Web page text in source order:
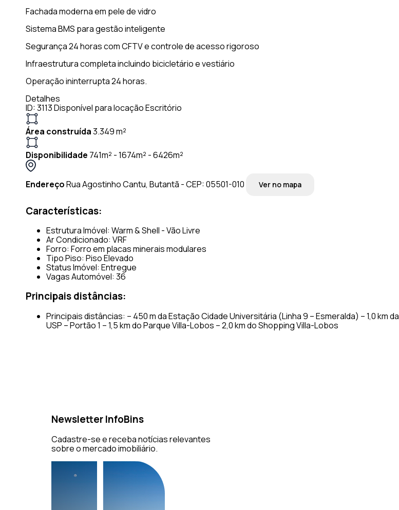
Fachada moderna em pele de vidro
Sistema BMS para gestão inteligente
Segurança 24 horas com CFTV e controle de acesso rigoroso
Infraestrutura completa incluindo bicicletário e vestiário
Operação ininterrupta 24 horas.
Detalhes
ID: 3113Disponível para locaçãoEscritório
Área construída3.349 m²
Disponibilidade 741m² - 1674m² - 6426m²
EndereçoRua Agostinho Cantu, Butantã - CEP: 05501-010 Ver no mapa
Características:
Estrutura Imóvel: Warm & Shell - Vão Livre
Ar Condicionado: VRF
Forro: Forro em placas minerais modulares
Tipo Piso: Piso Elevado
Status Imóvel: Entregue
Vagas Automóvel: 36
Principais distâncias:
Principais distâncias: – 450 m da Estação Cidade Universitária (Linha 9 – Esmeralda) – 1,0 km da
USP – Portão 1 – 1,5 km do Parque Villa-Lobos – 2,0 km do Shopping Villa-Lobos
Newsletter InfoBins
Cadastre-se e receba notícias relevantes
sobre o mercado imobiliário.